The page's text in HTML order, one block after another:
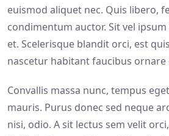
euismod aliquet nec. Quis libero,
condimentum auctor. Sit vel
et. Scelerisque blandit orci, est
nascetur habitant faucibus ornare
Convallis massa nunc, tempus
mauris. Purus donec sed neque
nisi, odio. A sit lectus sem velit